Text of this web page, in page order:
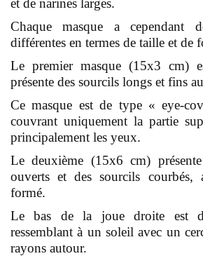
Chaque masque a cependant
différentes en termes de taille et de
Le premier masque (15x3 cm)
présente des sourcils longs et fins
Ce masque est de type « eye-
couvrant uniquement la partie
principalement les yeux.
Le deuxième (15x6 cm)
ouverts et des sourcils courbés,
formé.
Le bas de la joue droite est
ressemblant à un soleil avec un
rayons autour.